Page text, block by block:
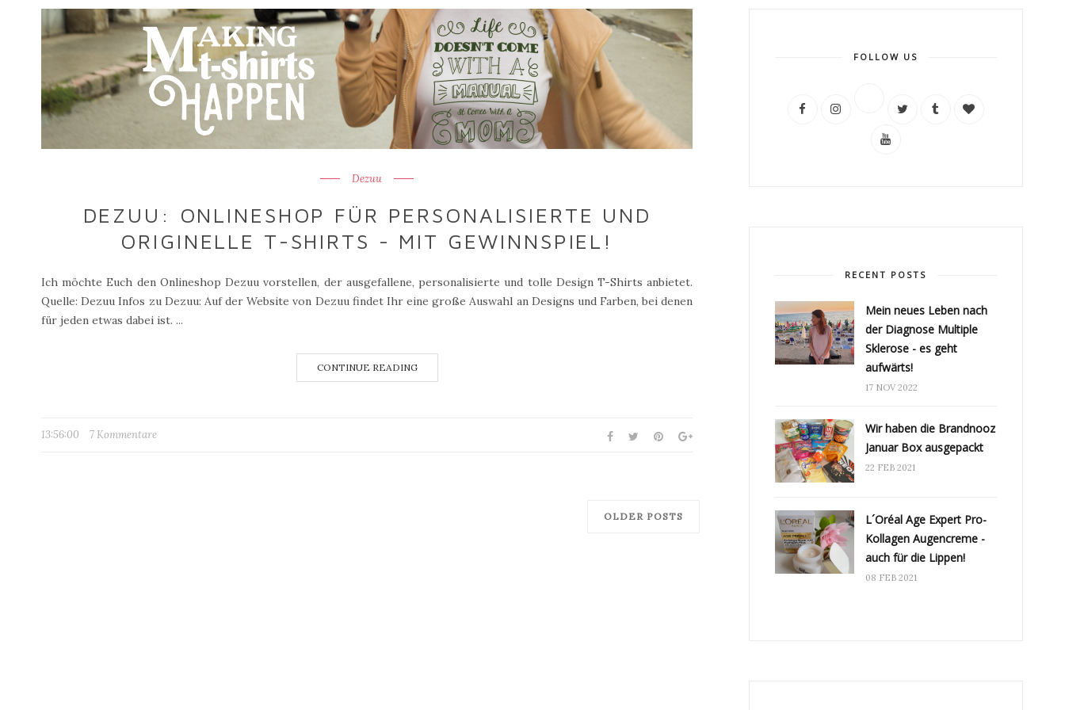
Dezuu
DEZUU: ONLINESHOP FÜR PERSONALISIERTE UND
ORIGINELLE T-SHIRTS - MIT GEWINNSPIEL!
Ich möchte Euch den Onlineshop Dezuu vorstellen, der ausgefallene, personalisierte und tolle Design T-Shirts anbietet.
Quelle: Dezuu Infos zu Dezuu: Auf der Website von Dezuu findet Ihr eine große Auswahl an Designs und Farben, bei denen
für jeden etwas dabei ist. ...
CONTINUE READING
13:56:00 7 Kommentare
OLDER POSTS
FOLLOW US
RECENT POSTS
Mein neues Leben nach
der Diagnose Multiple
Sklerose - es geht
aufwärts!
17 NOV 2022
Wir haben die Brandnooz
Januar Box ausgepackt
22 FEB 2021
L´Oréal Age Expert Pro-
Kollagen Augencreme -
auch für die Lippen!
08 FEB 2021